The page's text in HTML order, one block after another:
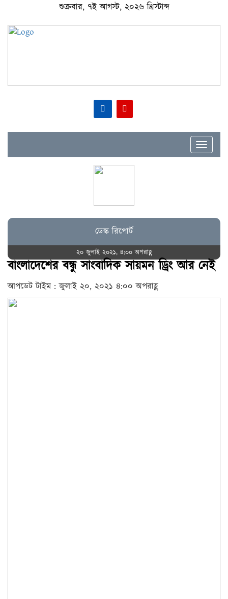
শুক্রবার, ৭ই আগস্ট, ২০২৬ খ্রিস্টাব্দ
Toggle
ডেস্ক রিপোর্ট
২০ জুলাই ২০২১, ৪:০০ অপরাহ্ণ
বাংলাদেশের বন্ধু সাংবাদিক সায়মন ড্রিং আর নেই
আপডেট টাইম : জুলাই ২০, ২০২১ ৪:০০ অপরাহ্ণ